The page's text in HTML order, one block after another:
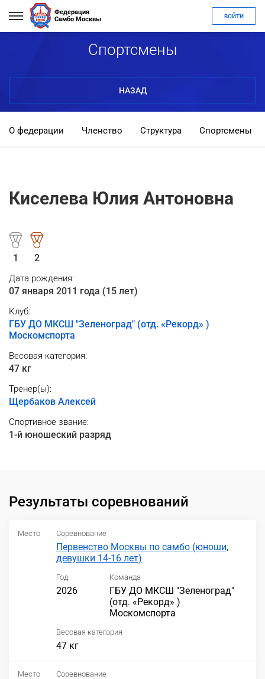
Федерация
Самбо Москвы
ВОЙТИ
Спортсмены
НАЗАД
О федерации Членство Структура Спортсмены
Киселева Юлия Антоновна
1 2
Дата рождения:
07 января 2011 года (15 лет)
Клуб:
ГБУ ДО МКСШ "Зеленоград" (отд. «Рекорд» )
Москомспорта
Весовая категория:
47 кг
Тренер(ы):
Щербаков Алексей
Спортивное звание:
1-й юношеский разряд
Результаты соревнований
Место Соревнование
Первенство Москвы по самбо (юноши,
девушки 14-16 лет)
Год
2026
Команда
ГБУ ДО МКСШ "Зеленоград"
(отд. «Рекорд» )
Москомспорта
Весовая категория
47 кг
Место Соревнование